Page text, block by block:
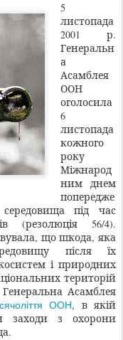
5
листопада
2001 р.
Генеральн
а
Асамблея
ООН
оголосила
6
листопада
кожного
року
Міжнарод
ним днем
попередже
під час
(резолюція 56/4).
що шкода, яка
після їх
і природних
територій
Асамблея
ООН, в якій
заходи з охорони